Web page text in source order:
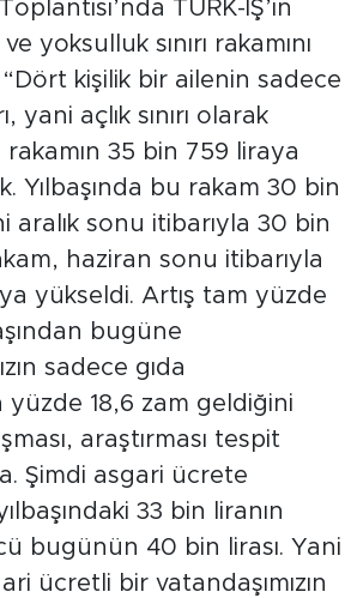
TÜRK-İŞ’in
ve yoksulluk sınırı rakamını
kişilik bir ailenin sadece
yani açlık sınırı olarak
rakamın 35 bin 759 liraya
Yılbaşında bu rakam 30 bin
aralık sonu itibarıyla 30 bin
haziran sonu itibarıyla
yükseldi. Artış tam yüzde
bugüne
sadece gıda
yüzde 18,6 zam geldiğini
araştırması tespit
Şimdi asgari ücrete
33 bin liranın
bugünün 40 bin lirası. Yani
ücretli bir vatandaşımızın